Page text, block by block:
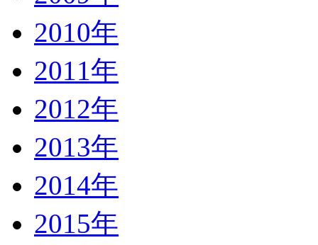
2010年
2011年
2012年
2013年
2014年
2015年